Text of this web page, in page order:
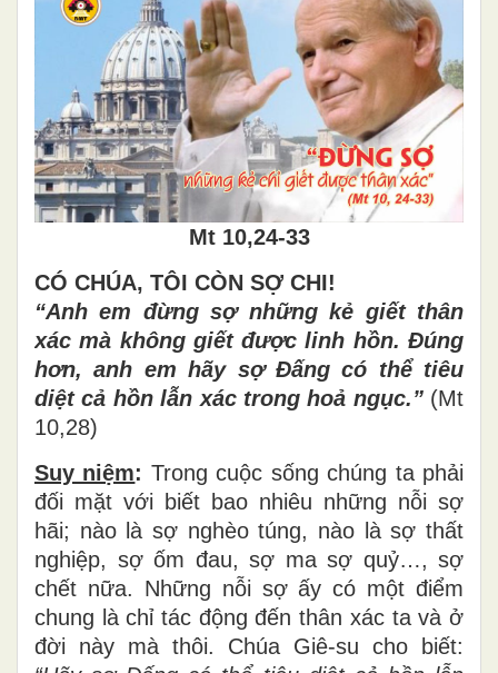
Mt 10,24-33
CÓ CHÚA, TÔI CÒN SỢ CHI!
“Anh em đừng sợnhững kẻ giết thân
xác mà không giếtđược linh hồn.Đúng
hơn, anh em hãy sợ Đấng có thểtiêu
diệt cả hồn lẫn xác trong hoả ngục.” (Mt
10,28)
Suy niệm: Trong cuộc sống chúng ta phải
đối mặt với biết bao nhiêu những nỗi sợ
hãi; nào là sợ nghèo túng, nào là sợ thất
nghiệp, sợ ốm đau, sợ ma sợ quỷ…, sợ
chết nữa. Những nỗi sợ ấy có một điểm
chung là chỉ tác động đến thân xác ta và ở
đời này mà thôi. Chúa Giê-su cho biết: